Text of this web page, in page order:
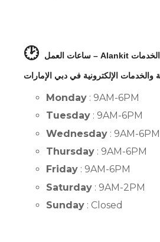
🕑 ساعات العمل – Alankit الإمارات – مقدمي الخدمات
والخدمات الإلكترونية في دبي الإمارات
Monday : 9AM-6PM
Tuesday : 9AM-6PM
Wednesday : 9AM-6PM
Thursday : 9AM-6PM
Friday : 9AM-6PM
Saturday : 9AM-2PM
Sunday : Closed